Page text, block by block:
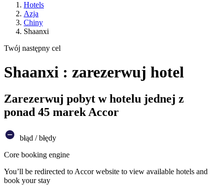
Hotels
Azja
Chiny
Shaanxi
Twój następny cel
Shaanxi : zarezerwuj hotel
Zarezerwuj pobyt w hotelu jednej z
ponad 45 marek Accor
błąd / błędy
Core booking engine
You’ll be redirected to Accor website to view available hotels and
book your stay